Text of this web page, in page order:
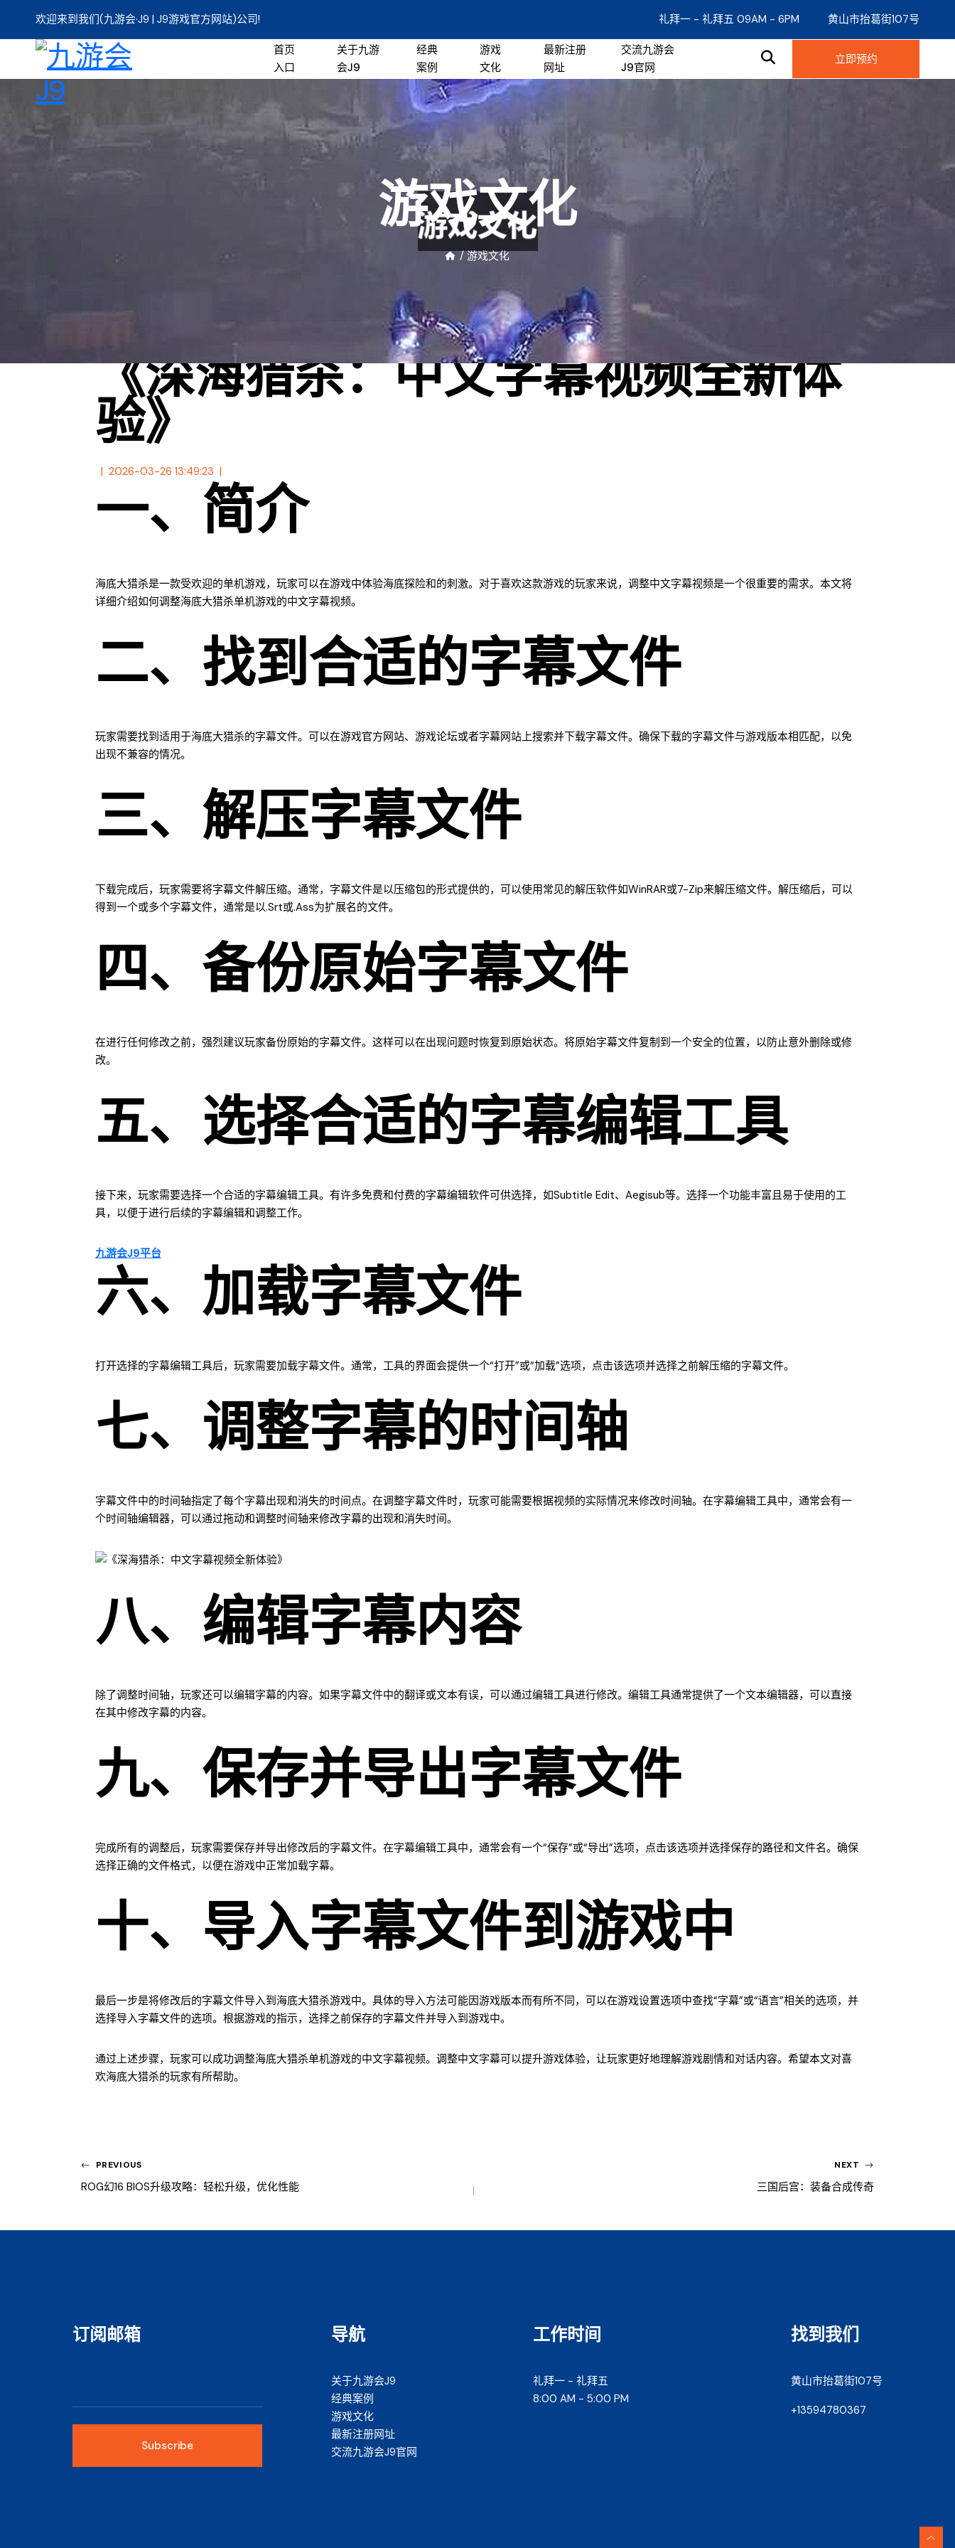
欢迎来到我们(九游会·J9 | J9游戏官方网站)公司! 礼拜一 - 礼拜五 09AM - 6PM 黄山市抬葛街107号
首页
入口
关于九游
会J9
经典
案例
游戏
文化
最新注册
网址
交流九游会
J9官网
立即预约
游戏文化
/ 游戏文化
《深海猎杀：中文字幕视频全新体
验》
2026-03-26 13:49:23
一、简介
海底大猎杀是一款受欢迎的单机游戏，玩家可以在游戏中体验海底探险和的刺激。对于喜欢这款游戏的玩家来说，调整中文字幕视频是一个很重要的需求。本文将
详细介绍如何调整海底大猎杀单机游戏的中文字幕视频。
二、找到合适的字幕文件
玩家需要找到适用于海底大猎杀的字幕文件。可以在游戏官方网站、游戏论坛或者字幕网站上搜索并下载字幕文件。确保下载的字幕文件与游戏版本相匹配，以免
出现不兼容的情况。
三、解压字幕文件
下载完成后，玩家需要将字幕文件解压缩。通常，字幕文件是以压缩包的形式提供的，可以使用常见的解压软件如WinRAR或7-Zip来解压缩文件。解压缩后，可以
得到一个或多个字幕文件，通常是以.srt或.ass为扩展名的文件。
四、备份原始字幕文件
在进行任何修改之前，强烈建议玩家备份原始的字幕文件。这样可以在出现问题时恢复到原始状态。将原始字幕文件复制到一个安全的位置，以防止意外删除或修
改。
五、选择合适的字幕编辑工具
接下来，玩家需要选择一个合适的字幕编辑工具。有许多免费和付费的字幕编辑软件可供选择，如Subtitle Edit、Aegisub等。选择一个功能丰富且易于使用的工
具，以便于进行后续的字幕编辑和调整工作。
九游会J9平台
六、加载字幕文件
打开选择的字幕编辑工具后，玩家需要加载字幕文件。通常，工具的界面会提供一个“打开”或“加载”选项，点击该选项并选择之前解压缩的字幕文件。
七、调整字幕的时间轴
字幕文件中的时间轴指定了每个字幕出现和消失的时间点。在调整字幕文件时，玩家可能需要根据视频的实际情况来修改时间轴。在字幕编辑工具中，通常会有一
个时间轴编辑器，可以通过拖动和调整时间轴来修改字幕的出现和消失时间。
八、编辑字幕内容
除了调整时间轴，玩家还可以编辑字幕的内容。如果字幕文件中的翻译或文本有误，可以通过编辑工具进行修改。编辑工具通常提供了一个文本编辑器，可以直接
在其中修改字幕的内容。
九、保存并导出字幕文件
完成所有的调整后，玩家需要保存并导出修改后的字幕文件。在字幕编辑工具中，通常会有一个“保存”或“导出”选项，点击该选项并选择保存的路径和文件名。确保
选择正确的文件格式，以便在游戏中正常加载字幕。
十、导入字幕文件到游戏中
最后一步是将修改后的字幕文件导入到海底大猎杀游戏中。具体的导入方法可能因游戏版本而有所不同，可以在游戏设置选项中查找“字幕”或“语言”相关的选项，并
选择导入字幕文件的选项。根据游戏的指示，选择之前保存的字幕文件并导入到游戏中。
通过上述步骤，玩家可以成功调整海底大猎杀单机游戏的中文字幕视频。调整中文字幕可以提升游戏体验，让玩家更好地理解游戏剧情和对话内容。希望本文对喜
欢海底大猎杀的玩家有所帮助。
PREVIOUS
ROG幻16 BIOS升级攻略：轻松升级，优化性能
NEXT
三国后宫：装备合成传奇
订阅邮箱
Subscribe
导航
关于九游会J9
经典案例
游戏文化
最新注册网址
交流九游会J9官网
工作时间
礼拜一 - 礼拜五
8:00 AM - 5:00 PM
找到我们
黄山市抬葛街107号
+13594780367